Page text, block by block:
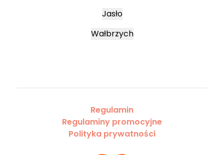
Jasło
Wałbrzych
Regulamin
Regulaminy promocyjne
Polityka prywatności